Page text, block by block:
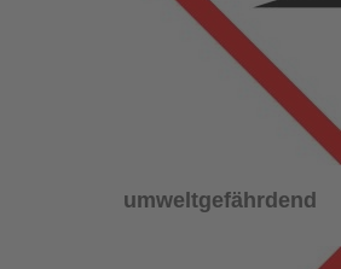
umweltgefährdend